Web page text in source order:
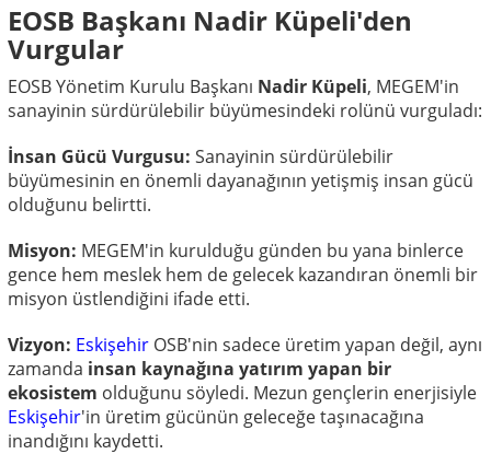
EOSB Başkanı Nadir Küpeli'den
Vurgular
EOSB Yönetim Kurulu Başkanı Nadir Küpeli, MEGEM'in
sanayinin sürdürülebilir büyümesindeki rolünü vurguladı:
İnsan Gücü Vurgusu: Sanayinin sürdürülebilir
büyümesinin en önemli dayanağının yetişmiş insan gücü
olduğunu belirtti.
Misyon: MEGEM'in kurulduğu günden bu yana binlerce
gence hem meslek hem de gelecek kazandıran önemli bir
misyon üstlendiğini ifade etti.
Vizyon: Eskişehir OSB'nin sadece üretim yapan değil, aynı
zamanda insan kaynağına yatırım yapan bir
ekosistem olduğunu söyledi. Mezun gençlerin enerjisiyle
Eskişehir'in üretim gücünün geleceğe taşınacağına
inandığını kaydetti.